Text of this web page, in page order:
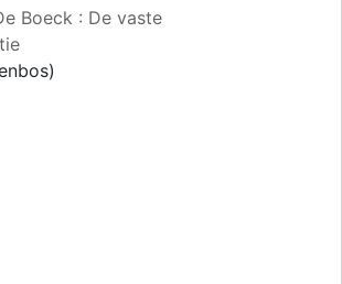
Boeck : De vaste